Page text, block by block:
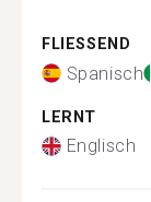
FLIESSEND
Spanisch
LERNT
Englisch